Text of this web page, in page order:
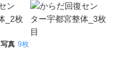
写真 9枚